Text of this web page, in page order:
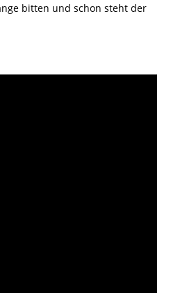
bitten und schon steht der